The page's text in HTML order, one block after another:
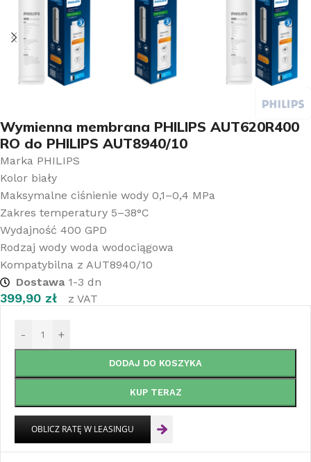
Wymienna membrana PHILIPS AUT620R400
RO do PHILIPS AUT8940/10
Marka PHILIPS
Kolor biały
Maksymalne ciśnienie wody 0,1–0,4 MPa
Zakres temperatury 5–38°C
Wydajność 400 GPD
Rodzaj wody woda wodociągowa
Kompatybilna z AUT8940/10
Dostawa1-3 dn
399,90 zł z VAT
- +
DODAJ DO KOSZYKA
KUP TERAZ